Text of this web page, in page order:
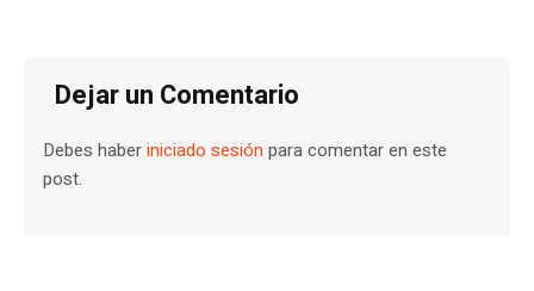
Dejar un Comentario
Debes haberiniciado sesión para comentar en este
post.